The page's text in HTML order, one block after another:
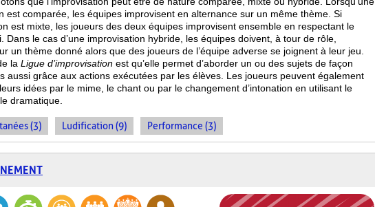
est comparée, les équipes improvisent en alternance sur un même thème. Si
est mixte, les joueurs des deux équipes improvisent ensemble en respectant le
Dans le cas d’une improvisation hybride, les équipes doivent, à tour de rôle,
un thème donné alors que des joueurs de l’équipe adverse se joignent à leur jeu.
la Ligue d’improvisation est qu’elle permet d’aborder un ou des sujets de façon
aussi grâce aux actions exécutées par les élèves. Les joueurs peuvent également
idées par le mime, le chant ou par le changement d’intonation en utilisant le
dramatique.
(3) Ludification (9) Performance (3)